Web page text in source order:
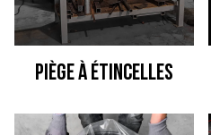
Piège à étincelles